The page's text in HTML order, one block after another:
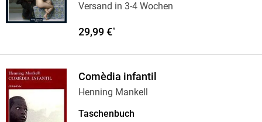
Versand in 3-4 Wochen
29,99 €*
Comèdia infantil
Henning Mankell
Taschenbuch